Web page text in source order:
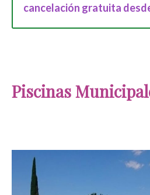
cancelación gratuita
Piscinas